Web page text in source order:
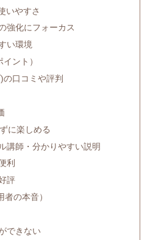
いやすさ
強化にフォーカス
い環境
ント）
口コミや評判
に楽しめる
講師・分かりやすい説明
利
評
の本音）
できない